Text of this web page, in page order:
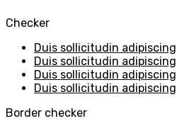
Checker
Duis sollicitudin adipiscing
Duis sollicitudin adipiscing
Duis sollicitudin adipiscing
Duis sollicitudin adipiscing
Border checker